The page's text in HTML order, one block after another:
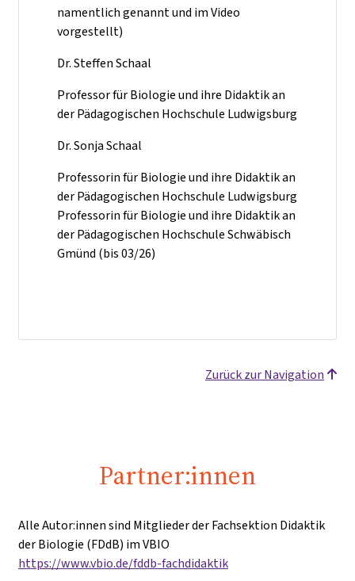
namentlich genannt und im Video
vorgestellt)
Dr. Steffen Schaal
Professor für Biologie und ihre Didaktik an
der Pädagogischen Hochschule Ludwigsburg
Dr. Sonja Schaal
Professorin für Biologie und ihre Didaktik an
der Pädagogischen Hochschule Ludwigsburg
Professorin für Biologie und ihre Didaktik an
der Pädagogischen Hochschule Schwäbisch
Gmünd (bis 03/26)
Zurück zur Navigation
Partner:innen
Alle Autor:innen sind Mitglieder der Fachsektion Didaktik
der Biologie (FDdB) im VBIO
https://www.vbio.de/fddb-fachdidaktik